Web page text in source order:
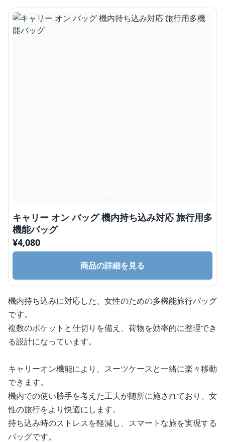
キャリー オン バッグ 機内持ち込み対応 旅行用多
機能バッグ
¥4,080
商品の詳細を見る
機内持ち込みに対応した、女性のための多機能旅行バッグ
です。
複数のポケットと仕切りを備え、荷物を効率的に整理でき
る設計になっています。
キャリーオン機能により、スーツケースと一緒に楽々移動
できます。
機内での使い勝手を考えた工夫が随所に施されており、女
性の旅行をより快適にします。
持ち込み時のストレスを軽減し、スマートな旅を実現する
バッグです。